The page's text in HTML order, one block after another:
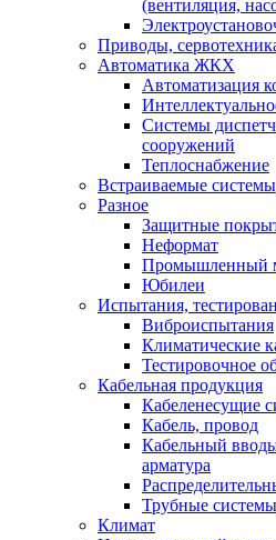
(вентиляция,
Приводы,
Автоматика ЖКХ
Автоматизация
Системы
сооружений
Теплоснабжение
Встраиваемые системы
Разное
Защитные
Неформат
Промышленный
Юбилеи
Испытания,
Виброиспытания
Климатические
Тестировочное
Кабельная продукция
Кабеленесущие
Кабель, провод
Кабельный
арматура
Трубные
Климат